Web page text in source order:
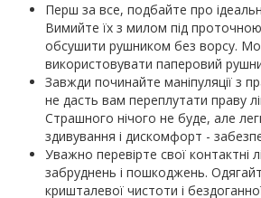
Перш за все, подбайте про
Вимийте їх з милом під
обсушити рушником без ворсу.
використовувати паперовий
Завжди починайте маніпуляції з
не дасть вам переплутати праву
Страшного нічого не буде, але
здивування і дискомфорт -
Уважно перевірте свої контактні
забруднень і пошкоджень.
кришталевої чистоти і